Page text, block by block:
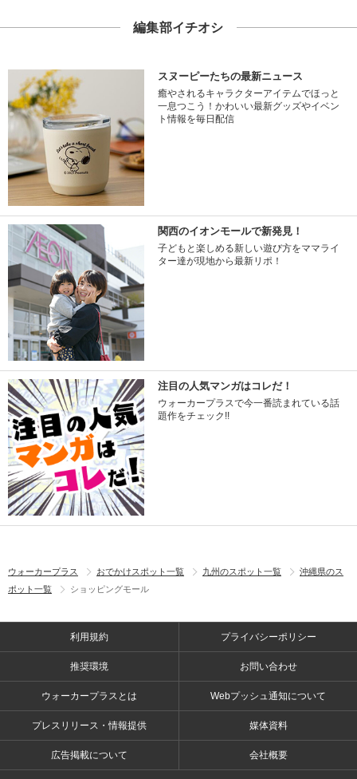
編集部イチオシ
スヌーピーたちの最新ニュース
癒やされるキャラクターアイテムでほっと
一息つこう！かわいい最新グッズやイベン
ト情報を毎日配信
関西のイオンモールで新発見！
子どもと楽しめる新しい遊び方をママライ
ター達が現地から最新リポ！
注目の人気マンガはコレだ！
ウォーカープラスで今一番読まれている話
題作をチェック!!
ウォーカープラス おでかけスポット一覧 九州のスポット一覧
沖縄県のス
ポット一覧
ショッピングモール
利用規約 プライバシーポリシー
推奨環境 お問い合わせ
ウォーカープラスとは Webプッシュ通知について
プレスリリース・情報提供 媒体資料
広告掲載について 会社概要